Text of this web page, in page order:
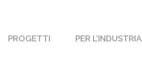
PROGETTI
PER L’INDUSTRIA